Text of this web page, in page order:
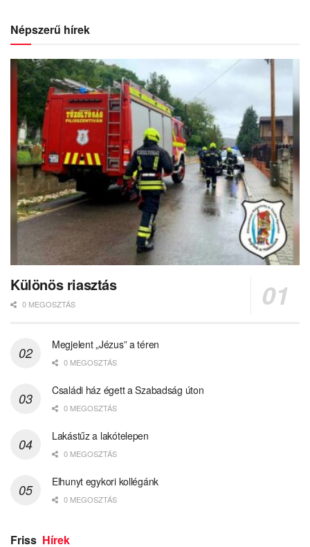
Népszerű hírek
Különös riasztás
0 MEGOSZTÁS
Megjelent „Jézus” a téren
0 MEGOSZTÁS
Családi ház égett a Szabadság úton
0 MEGOSZTÁS
Lakástűz a lakótelepen
0 MEGOSZTÁS
Elhunyt egykori kollégánk
0 MEGOSZTÁS
Friss Hírek